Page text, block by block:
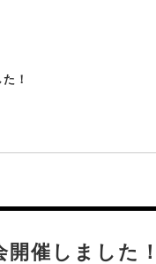
！
催しました！